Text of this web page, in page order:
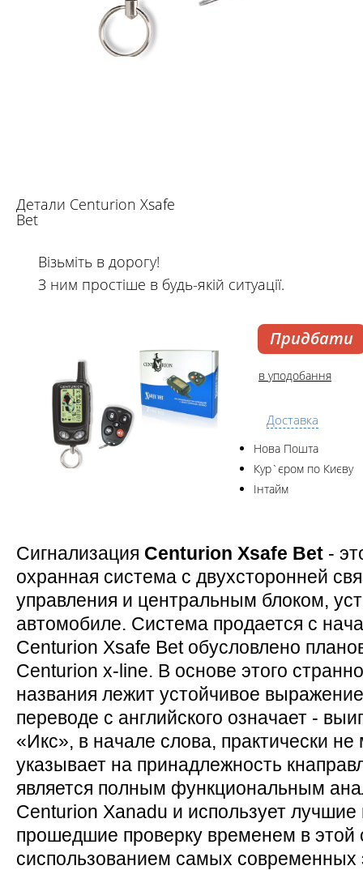
Детали Centurion Xsafe
Bet
Візьміть в дорогу!
З ним простіше в будь-якій ситуації.
Придбати
в уподобання
Доставка
Нова Пошта
Кур`єром по Києву
Інтайм
Сигнализация Centurion Xsafe Bet -
охранная система с двухсторонней
управления и центральным блоком,
автомобиле. Система продается с
Centurion Xsafe Bet обусловлено
Centurion x-line. В основе этого
названия лежит устойчивое
переводе с английского означает -
«Икс», в начале слова, практически не
указывает на принадлежность
является полным функциональным
Сenturion Xanadu и использует
прошедшие проверку временем в этой
сиспользованием самых современных